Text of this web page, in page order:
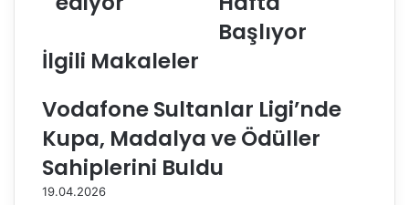
ı
ş
V
t
A
,
k
e
k
V
o
e
Başlıyor
İlgili Makaleler
Vodafone Sultanlar Ligi’nde
Kupa, Madalya ve Ödüller
Sahiplerini Buldu
19.04.2026